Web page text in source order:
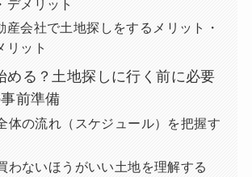
デメリット
産会社で土地探しをするメリット・
リット
める？土地探しに行く前に必要
前準備
体の流れ（スケジュール）を把握す
わないほうがいい土地を理解する